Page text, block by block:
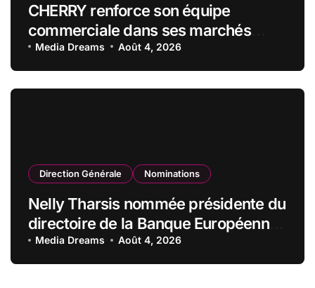
CHERRY renforce son équipe
commerciale dans ses marchés
stratégiques
Media Dreams Août 4, 2026
Direction Générale Nominations
Nelly Tharsis nommée présidente du
directoire de la Banque Européenne
du Crédit Mutuel
Media Dreams Août 4, 2026